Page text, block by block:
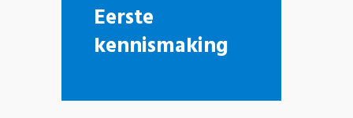
Eerste
kennismaking